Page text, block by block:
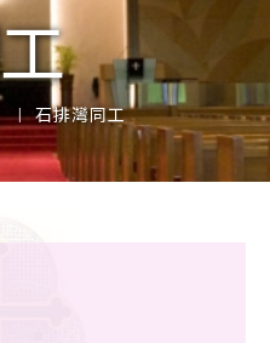
石排灣同工